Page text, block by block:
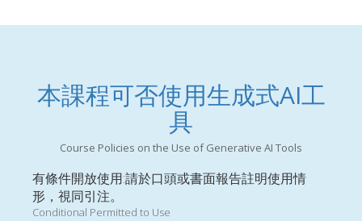
本課程可否使用生成式AI工
具
Course Policies on the Use of Generative AI Tools
有條件開放使用:請於口頭或書面報告註明使用情
形，視同引注。
Conditional Permitted to Use